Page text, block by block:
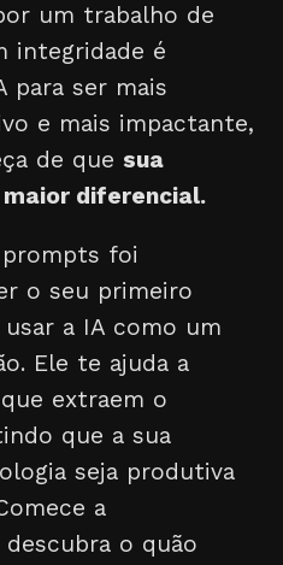
um trabalho de
integridade é
para ser mais
e mais impactante,
de que sua
maior diferencial.
prompts foi
o seu primeiro
a IA como um
Ele te ajuda a
extraem o
que a sua
seja produtiva
a
o quão